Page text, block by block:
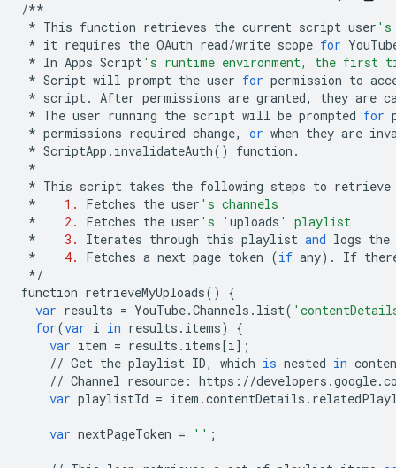
/**
* This function retrieves the current script user 's
* it requires the OAuth read/write scope for
* In Apps Script's runtime environment, the first
* Script will prompt the user for permission to
* script. After permissions are granted, they are
* The user running the script will be prompted for
* permissions required change, or when they are
* ScriptApp . invalidateAuth() function .
*
* This script takes the following steps to retrieve
*
1. Fetches the user 's channels
*
2. Fetches the user 's ' uploads ' playlist
*
3. Iterates through this playlist and logs the
*
4. Fetches a next page token (if any) . If
*/
function retrieveMyUploads()
{
var results = YouTube.Channels . list(
for(var i in results . items)
{
var item = results . items[i];
// Get the playlist ID, which is nested in
// Channel resource : https : //developers .google.
var playlistId = item .contentDetails .
var nextPageToken = '' ;